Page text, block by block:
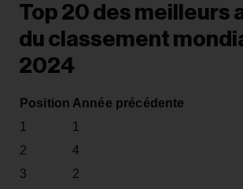
Top 20 des meilleurs
du classement
2024
Position Année précédente
1
1
2
4
3
2